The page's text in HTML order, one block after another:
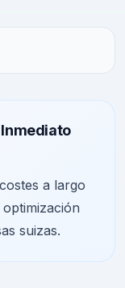
a largo
suizas.